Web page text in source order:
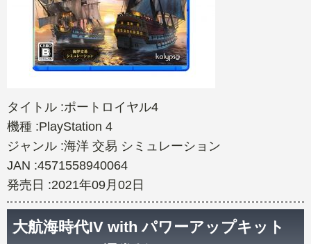
タイトル :ポートロイヤル4
機種 :PlayStation 4
ジャンル :海洋 交易 シミュレーション
JAN :4571558940064
発売日 :2021年09月02日
大航海時代IV with パワーアップキット